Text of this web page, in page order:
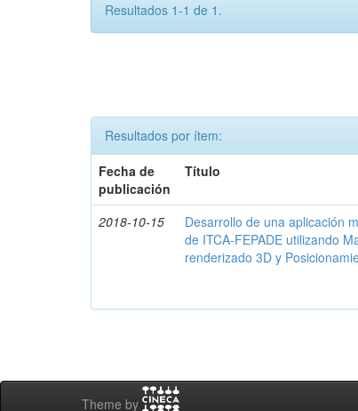
Resultados 1-1 de 1.
Resultados por ítem:
Fecha de
publicación
Título
2018-10-15
Desarrollo de una aplicación
de ITCA-FEPADE utilizando
renderizado 3D y
Theme by